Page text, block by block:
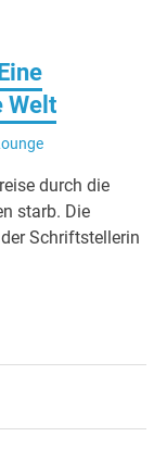
Welt
durch die
starb. Die
Schriftstellerin